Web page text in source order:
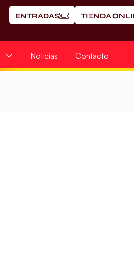
ENTRADAS TIENDA
Noticias Contacto